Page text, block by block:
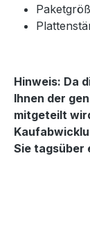
Hinweis: Da
Ihnen der
mitgeteilt
Sie tagsüber